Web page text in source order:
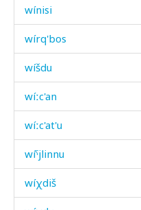
wínisi
wírq'bos
wíšdu
wíːc'an
wíːc'at'u
wíˤjlinnu
wíχdiš